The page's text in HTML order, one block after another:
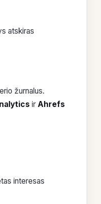
atskiras
žurnalus.
ir Ahrefs
interesas